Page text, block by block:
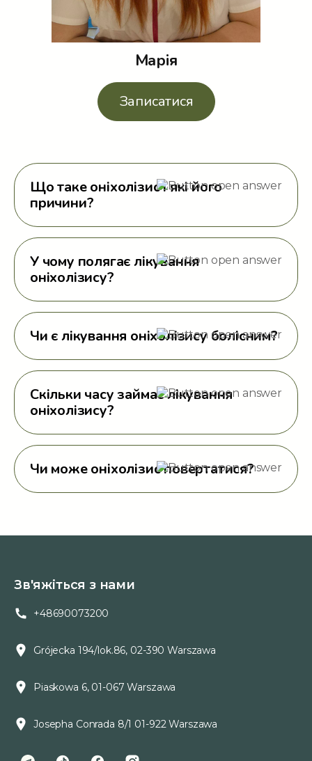
Марія
Записатися
Що таке оніхолізис і які його
причини?
У чому полягає лікування
оніхолізису?
Чи є лікування оніхолізису болісним?
Скільки часу займає лікування
оніхолізису?
Чи може оніхолізис повертатися?
Зв'яжіться з нами
+48690073200
Grójecka 194/lok.86, 02-390 Warszawa
Piaskowa 6, 01-067 Warszawa
Josepha Conrada 8/1 01-922 Warszawa